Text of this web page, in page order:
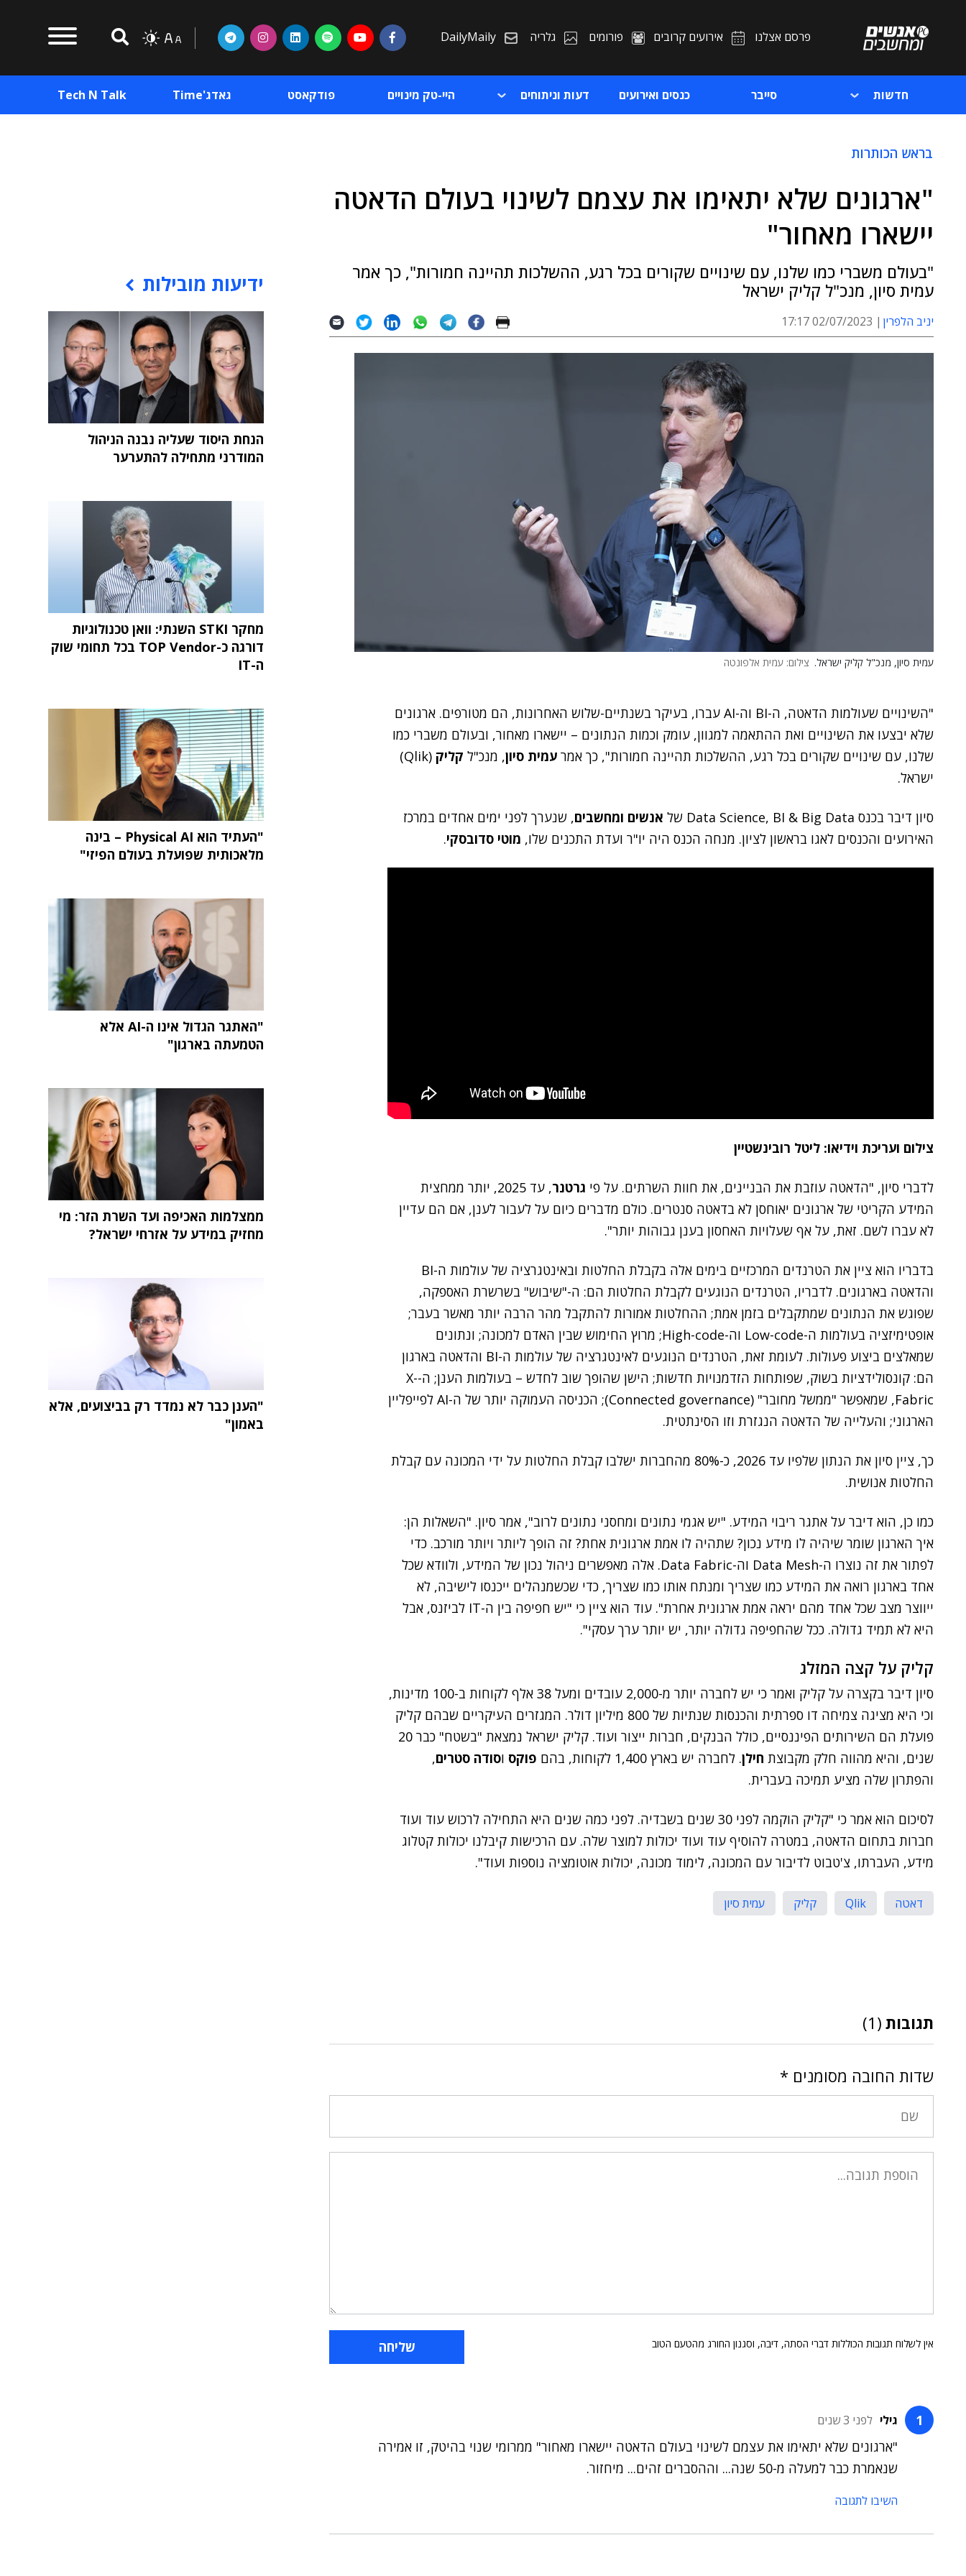
פרסם אצלנו אירועים קרובים פורומים גלריה DailyMaily
חדשות סייבר כנסים ואירועים דעות וניתוחים היי-טק מינויים פודקאסט גאדג'Time Tech N Talk
בראש הכותרות
"ארגונים שלא יתאימו את עצמם לשינוי בעולם הדאטה
יישארו מאחור"
"בעולם משברי כמו שלנו, עם שינויים שקורים בכל רגע, ההשלכות תהיינה חמורות", כך אמר
עמית סיון, מנכ"ל קליק ישראל
יניב הלפרין 02/07/2023 17:17
עמית סיון, מנכ"ל קליק ישראל. צילום: עמית אלפונטה
"השינויים שעולמות הדאטה, ה-BI וה-AI עברו, בעיקר בשנתיים-שלוש האחרונות, הם מטורפים. ארגונים
שלא יבצעו את השינויים ואת ההתאמה למגוון, עומק וכמות הנתונים – יישארו מאחור, ובעולם משברי כמו
שלנו, עם שינויים שקורים בכל רגע, ההשלכות תהיינה חמורות", כך אמר עמית סיון, מנכ"ל קליק
(Qlik)
ישראל.
סיון דיבר בכנס Data Science, BI & Big Data של אנשים ומחשבים, שנערך לפני ימים אחדים במרכז
האירועים והכנסים לאגו בראשון לציון. מנחה הכנס היה יו"ר ועדת התכנים שלו, מוטי סדובסקי.
צילום ועריכת וידיאו: ליטל רובינשטיין
לדברי סיון, "הדאטה עוזבת את הבניינים, את חוות השרתים. על פי גרטנר
, עד 2025, יותר ממחצית
המידע הקריטי של ארגונים יאוחסן לא בדאטה סנטרים. כולם מדברים כיום על לעבור לענן, אם הם עדיין
לא עברו לשם. זאת, על אף שעלויות האחסון בענן גבוהות יותר".
בדבריו הוא ציין את הטרנדים המרכזיים בימים אלה בקבלת החלטות ובאינטגרציה של עולמות ה-BI
והדאטה בארגונים. לדבריו, הטרנדים הנוגעים לקבלת החלטות הם: ה-"שיבוש" בשרשרת האספקה,
שפוגש את הנתונים שמתקבלים בזמן אמת; ההחלטות אמורות להתקבל מהר הרבה יותר מאשר בעבר;
אופטימיזציה בעולמות ה-Low-code וה-High-code; מרוץ החימוש שבין האדם למכונה; ונתונים
שמאלצים ביצוע פעולות. לעומת זאת, הטרנדים הנוגעים לאינטגרציה של עולמות ה-BI והדאטה בארגון
הם: קונסולידציות בשוק, שפותחות הזדמנויות חדשות; הישן שהופך שוב לחדש – בעולמות הענן; ה-X-
Fabric, שמאפשר "ממשל מחובר" (Connected governance); הכניסה העמוקה יותר של ה-AI לפייפליין
הארגוני; והעלייה של הדאטה הנגזרת וזו הסינתטית.
כך, ציין סיון את הנתון שלפיו עד 2026, כ-80% מהחברות ישלבו קבלת החלטות על ידי המכונה עם קבלת
החלטות אנושית.
כמו כן, הוא דיבר על אתגר ריבוי המידע. "יש אגמי נתונים ומחסני נתונים לרוב", אמר סיון. "השאלות הן:
איך הארגון שומר שיהיה לו מידע נכון? שתהיה לו אמת ארגונית אחת? זה הופך ליותר ויותר מורכב. כדי
לפתור את זה נוצרו ה-Data Mesh וה-Data Fabric. אלה מאפשרים ניהול נכון של המידע, ולוודא שכל
אחד בארגון רואה את המידע כמו שצריך ומנתח אותו כמו שצריך, כדי שכשמנהלים ייכנסו לישיבה, לא
ייווצר מצב שכל אחד מהם יראה אמת ארגונית אחרת". עוד הוא ציין כי "יש חפיפה בין ה-IT לביזנס, אבל
היא לא תמיד גדולה. ככל שהחפיפה גדולה יותר, יש יותר ערך עסקי".
קליק על קצה המזלג
סיון דיבר בקצרה על קליק ואמר כי יש לחברה יותר מ-2,000 עובדים ומעל 38 אלף לקוחות ב-100 מדינות,
וכי היא מציגה צמיחה דו ספרתית והכנסות שנתיות של 800 מיליון דולר. המגזרים העיקריים שבהם קליק
פועלת הם השירותים הפיננסיים, כולל הבנקים, חברות ייצור ועוד. קליק ישראל נמצאת "בשטח" כבר 20
שנים, והיא מהווה חלק מקבוצת חילן. לחברה יש בארץ 1,400 לקוחות, בהם פוקס וסודה סטרים,
והפתרון שלה מציע תמיכה בעברית.
לסיכום הוא אמר כי "קליק הוקמה לפני 30 שנים בשבדיה. לפני כמה שנים היא התחילה לרכוש עוד ועוד
חברות בתחום הדאטה, במטרה להוסיף עוד ועוד יכולות למוצר שלה. עם הרכישות קיבלנו יכולות קטלוג
מידע, העברתו, צ'טבוט לדיבור עם המכונה, לימוד מכונה, יכולות אוטומציה נוספות ועוד".
דאטה Qlik קליק עמית סיון
תגובות (1)
שדות החובה מסומנים *
אין לשלוח תגובות הכוללות דברי הסתה, דיבה, וסגנון החורג מהטעם הטוב
גילי לפני 3 שנים
"ארגונים שלא יתאימו את עצמם לשינוי בעולם הדאטה יישארו מאחור" ממרומי שנוי בהיטק, זו אמירה
שנאמרת כבר למעלה מ-50 שנה... וההסברים זהים... מיחזור.
השיבו לתגובה
ידיעות מובילות
הנחת היסוד שעליה נבנה הניהול
המודרני מתחילה להתערער
מחקר STKI השנתי: וואן טכנולוגיות
דורגה כ-TOP Vendor בכל תחומי שוק
ה-IT
"העתיד הוא Physical AI – בינה
מלאכותית שפועלת בעולם הפיזי"
"האתגר הגדול אינו ה-AI אלא
הטמעתה בארגון"
ממצלמות האכיפה ועד השרת הזר: מי
מחזיק במידע על אזרחי ישראל?
"הענן כבר לא נמדד רק בביצועים, אלא
באמון"